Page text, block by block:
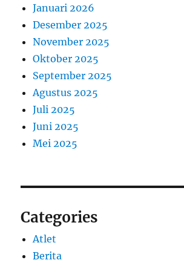
Januari 2026
Desember 2025
November 2025
Oktober 2025
September 2025
Agustus 2025
Juli 2025
Juni 2025
Mei 2025
Categories
Atlet
Berita